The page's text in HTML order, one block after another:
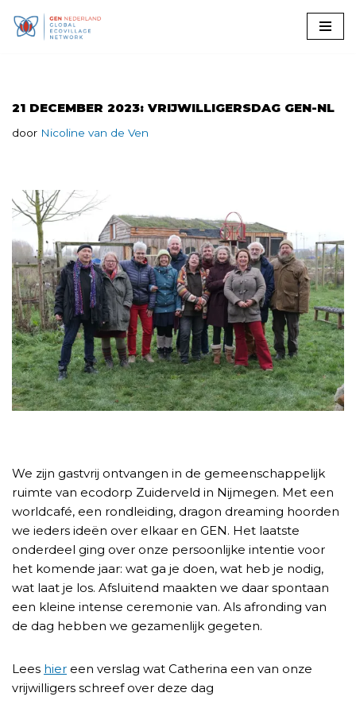
21 DECEMBER 2023: VRIJWILLIGERSDAG GEN-NL
door Nicoline van de Ven
We zijn gastvrij ontvangen in de gemeenschappelijk
ruimte van ecodorp Zuiderveld in Nijmegen. Met een
worldcafé, een rondleiding, dragon dreaming hoorden
we ieders ideën over elkaar en GEN. Het laatste
onderdeel ging over onze persoonlijke intentie voor
het komende jaar: wat ga je doen, wat heb je nodig,
wat laat je los. Afsluitend maakten we daar spontaan
een kleine intense ceremonie van. Als afronding van
de dag hebben we gezamenlijk gegeten.
Lees hier een verslag wat Catherina een van onze
vrijwilligers schreef over deze dag